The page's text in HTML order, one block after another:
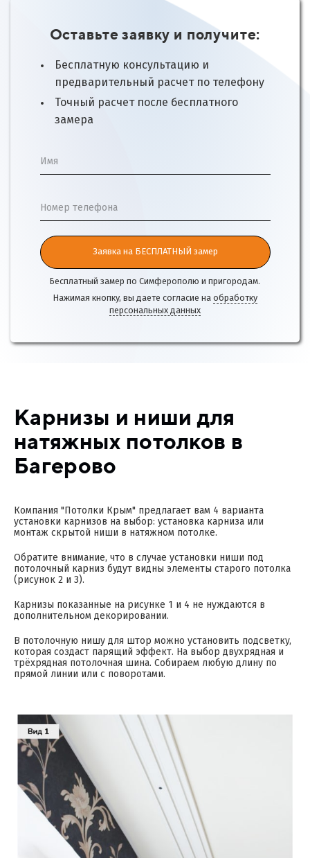
Оставьте заявку и получите:
Бесплатную консультацию и
предварительный расчет по телефону
Точный расчет после бесплатного
замера
Имя
Номер телефона
Заявка на БЕСПЛАТНЫЙ замер
Бесплатный замер по Симферополю и пригородам.
Нажимая кнопку, вы даете согласие на обработку
персональных данных
Карнизы и ниши для
натяжных потолков в
Багерово
Компания "Потолки Крым" предлагает вам 4 варианта
установки карнизов на выбор: установка карниза или
монтаж скрытой ниши в натяжном потолке.
Обратите внимание, что в случае установки ниши под
потолочный карниз будут видны элементы старого потолка
(рисунок 2 и 3).
Карнизы показанные на рисунке 1 и 4 не нуждаются в
дополнительном декорировании.
В потолочную нишу для штор можно установить подсветку,
которая создаст парящий эффект. На выбор двухрядная и
трёхрядная потолочная шина. Собираем любую длину по
прямой линии или с поворотами.